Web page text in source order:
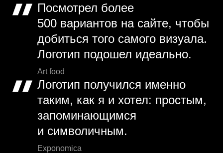
Посмотрел более
500 вариантов на сайте, чтобы
добиться того самого визуала.
Логотип подошел идеально.
Art food
Логотип получился именно
таким, как я и хотел: простым,
запоминающимся
и символичным.
Exponomica